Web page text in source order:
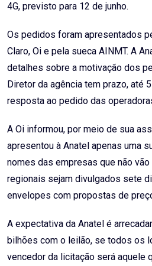
4G, previsto para 12 de junho.
Os pedidos foram apresentados
Claro, Oi e pela sueca AINMT. A
detalhes sobre a motivação dos
Diretor da agência tem prazo, até
resposta ao pedido das
A Oi informou, por meio de sua
apresentou à Anatel apenas uma
nomes das empresas que não
regionais sejam divulgados sete
envelopes com propostas de
A expectativa da Anatel é
bilhões com o leilão, se todos os
vencedor da licitação será aquele